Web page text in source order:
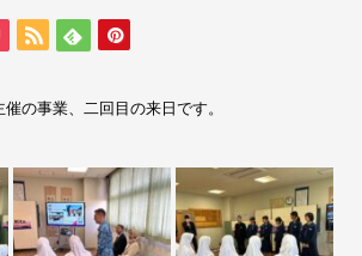
の事業、二回目の来日です。